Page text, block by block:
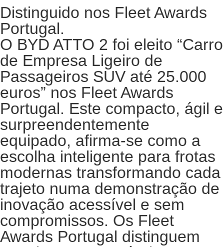
Distinguido nos Fleet Awards
Portugal.
O BYD ATTO 2 foi eleito “Carro
de Empresa Ligeiro de
Passageiros SUV até 25.000
euros” nos Fleet Awards
Portugal. Este compacto, ágil e
surpreendentemente
equipado, afirma‑se como a
escolha inteligente para frotas
modernas transformando cada
trajeto numa demonstração de
inovação acessível e sem
compromissos. Os Fleet
Awards Portugal distinguem